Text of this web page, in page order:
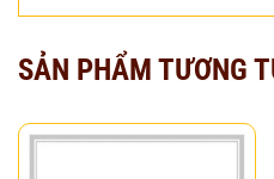
SẢN PHẨM TƯƠNG